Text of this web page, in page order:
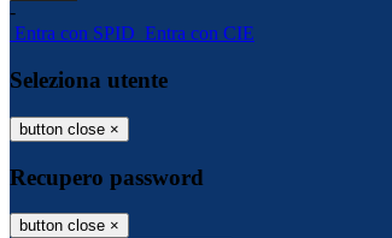
-
Entra con SPID Entra con CIE
Seleziona utente
button close ×
Recupero password
button close ×